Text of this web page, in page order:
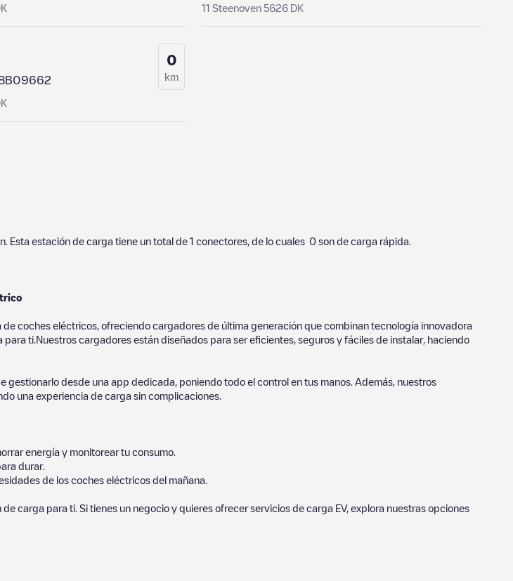
11 Steenoven 5626 DK
0
km
. Esta estación de carga tiene un total de 1 conectores, de lo cuales 0 son de carga rápida.
coches eléctricos, ofreciendo cargadores de última generación que combinan tecnología innovadora
ti.Nuestros cargadores están diseñados para ser eficientes, seguros y fáciles de instalar, haciendo
desde una app dedicada, poniendo todo el control en tus manos. Además, nuestros
una experiencia de carga sin complicaciones.
energía y monitorear tu consumo.
durar.
de los coches eléctricos del mañana.
carga para ti. Si tienes un negocio y quieres ofrecer servicios de carga EV, explora nuestras opciones